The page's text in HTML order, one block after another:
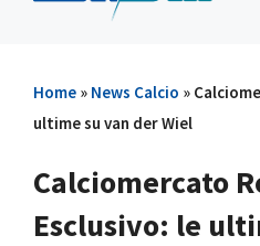
Home » News Calcio »
ultime su van der Wiel
Calciomercato
Esclusivo: le